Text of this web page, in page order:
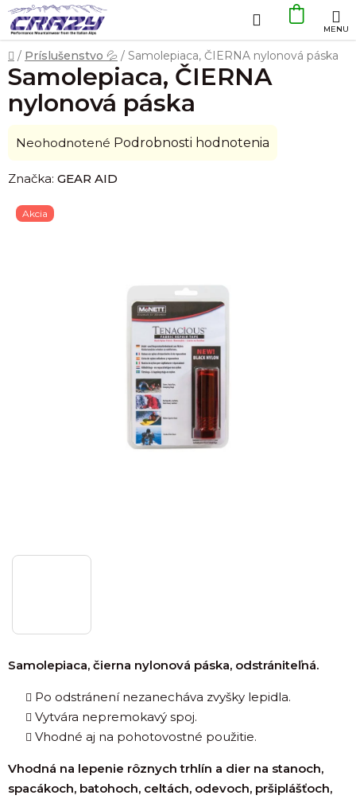
Prejsť
na
obsah
Hľadať
KOŠÍK
Domov
/ Príslušenstvo 💦 / Samolepiaca, ČIERNA nylonová páska
Samolepiaca, čierna nylonová páska, odstrániteľná.
Po odstránení nezanecháva zvyšky lepidla.
Vytvára nepremokavý spoj.
Vhodné aj na pohotovostné použitie.
Vhodná na lepenie rôznych trhlín a dier na stanoch,
spacákoch, batohoch, celtách, odevoch, pršiplášťoch,
Samolepiaca, ČIERNA
nylonová páska
Priemerné
produktu
je
0,0
Neohodnotené Podrobnosti hodnotenia
Značka: GEAR AID
Akcia